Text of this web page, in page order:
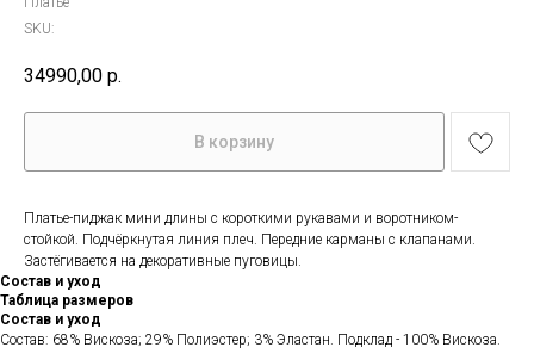
SKU:
34990,00 р.
В корзину
Платье-пиджак мини длины с короткими рукавами и воротником-
стойкой. Подчёркнутая линия плеч. Передние карманы с клапанами.
Застёгивается на декоративные пуговицы.
Состав и уход
Таблица размеров
Состав и уход
Состав: 68% Вискоза; 29% Полиэстер; 3% Эластан. Подклад - 100% Вискоза.